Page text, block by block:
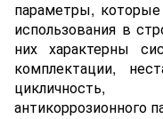
параметры,
использования в
них характерны
комплектации,
цикличность,
антикоррозионного